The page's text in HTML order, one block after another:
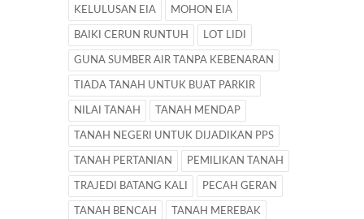
KELULUSAN EIA MOHON EIA
BAIKI CERUN RUNTUH LOT LIDI
GUNA SUMBER AIR TANPA KEBENARAN
TIADA TANAH UNTUK BUAT PARKIR
NILAI TANAH TANAH MENDAP
TANAH NEGERI UNTUK DIJADIKAN PPS
TANAH PERTANIAN PEMILIKAN TANAH
TRAJEDI BATANG KALI PECAH GERAN
TANAH BENCAH TANAH MEREBAK